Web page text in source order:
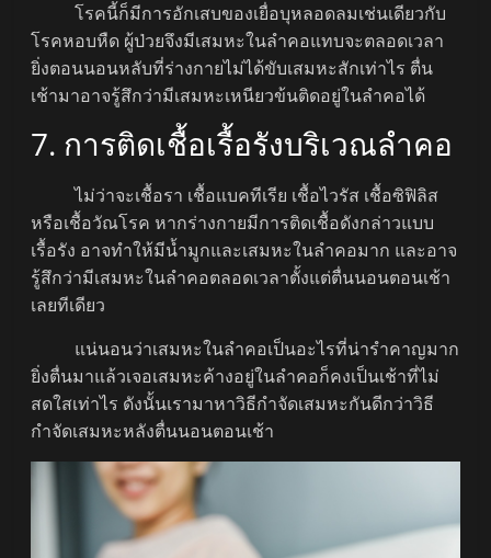
โรคนี้ก็มีการอักเสบของเยื่อบุหลอดลมเช่นเดียวกับ
โรคหอบหืด ผู้ป่วยจึงมีเสมหะในลำคอแทบจะตลอดเวลา
ยิ่งตอนนอนหลับที่ร่างกายไม่ได้ขับเสมหะสักเท่าไร ตื่น
เช้ามาอาจรู้สึกว่ามีเสมหะเหนียวข้นติดอยู่ในลำคอได้
7. การติดเชื้อเรื้อรังบริเวณลำคอ
ไม่ว่าจะเชื้อรา เชื้อแบคทีเรีย เชื้อไวรัส เชื้อซิฟิลิส
หรือเชื้อวัณโรค หากร่างกายมีการติดเชื้อดังกล่าวแบบ
เรื้อรัง อาจทำให้มีน้ำมูกและเสมหะในลำคอมาก และอาจ
รู้สึกว่ามีเสมหะในลำคอตลอดเวลาตั้งแต่ตื่นนอนตอนเช้า
เลยทีเดียว
แน่นอนว่าเสมหะในลำคอเป็นอะไรที่น่ารำคาญมาก
ยิ่งตื่นมาแล้วเจอเสมหะค้างอยู่ในลำคอก็คงเป็นเช้าที่ไม่
สดใสเท่าไร ดังนั้นเรามาหาวิธีกำจัดเสมหะกันดีกว่าวิธี
กำจัดเสมหะหลังตื่นนอนตอนเช้า